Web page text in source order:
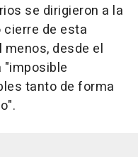
se dirigieron a la
de esta
desde el
"imposible
tanto de forma